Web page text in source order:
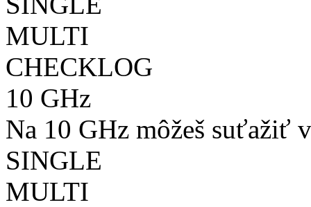
MULTI
CHECKLOG
10 GHz
Na 10 GHz môžeš suťažiť
SINGLE
MULTI